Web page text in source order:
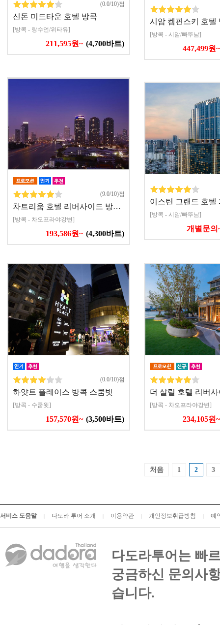
(0.0/10)점
신돈 미드타운 호텔 방콕
[방콕 - 랑수언/위타유]
211,595원~ (4,700바트)
시암 켐핀스키 호텔
[방콕 - 시암/빠뚜남]
447,499원~
(9.0/10)점
차트리움 호텔 리버사이드 방…
[방콕 - 차오프라야강변]
193,586원~ (4,300바트)
이스틴 그랜드 호텔
[방콕 - 시암/빠뚜남]
개별문의
(0.0/10)점
하얏트 플레이스 방콕 스쿰빗
[방콕 - 수쿰윗]
157,570원~ (3,500바트)
더 살릴 호텔 리버
[방콕 - 차오프라야강변]
234,105원~
처음 1 2 3
서비스 도움말 다도라 투어 소개 이용약관 개인정보취급방침 예
다도라투어는 빠
궁금하신 문의사
습니다.